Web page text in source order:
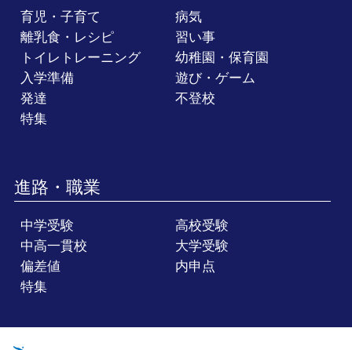
育児・子育て
病気
離乳食・レシピ
習い事
トイレトレーニング
幼稚園・保育園
入学準備
遊び・ゲーム
発達
不登校
特集
進路・職業
中学受験
高校受験
中高一貫校
大学受験
偏差値
内申点
特集